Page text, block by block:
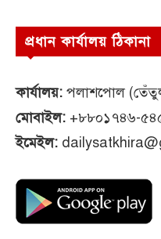
প্রধান কার্যালয় ঠিকানা
কার্যালয়: পলাশপোল
মোবাইল: +৮৮০১৭৪৬-
ইমেইল: